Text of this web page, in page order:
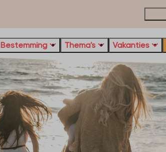
Bestemming Thema's Vakanties